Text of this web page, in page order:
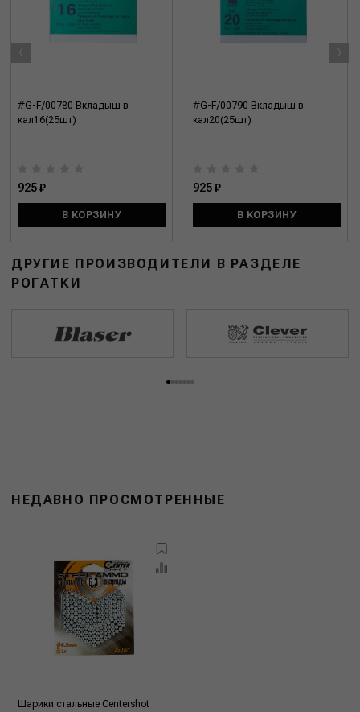
#G-F/00780 Вкладыш в
кал16(25шт)
925 ₽
В КОРЗИНУ
#G-F/00790 Вкладыш в
кал20(25шт)
925 ₽
В КОРЗИНУ
‹ ›
ДРУГИЕ ПРОИЗВОДИТЕЛИ В РАЗДЕЛЕ
РОГАТКИ
НЕДАВНО ПРОСМОТРЕННЫЕ
Шарики стальные Centershot